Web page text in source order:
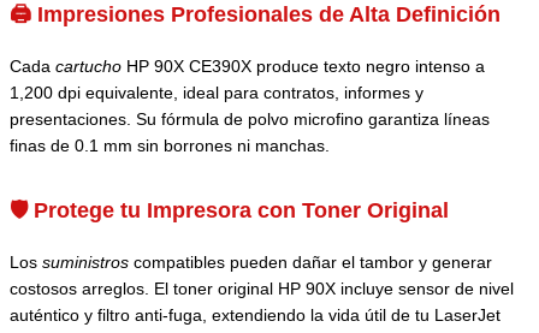
🖨️ Impresiones Profesionales de Alta Definición
Cada cartucho HP 90X CE390X produce texto negro intenso a
1,200 dpi equivalente, ideal para contratos, informes y
presentaciones. Su fórmula de polvo microfino garantiza líneas
finas de 0.1 mm sin borrones ni manchas.
🛡️ Protege tu Impresora con Toner Original
Los suministros compatibles pueden dañar el tambor y generar
costosos arreglos. El toner original HP 90X incluye sensor de nivel
auténtico y filtro anti-fuga, extendiendo la vida útil de tu LaserJet